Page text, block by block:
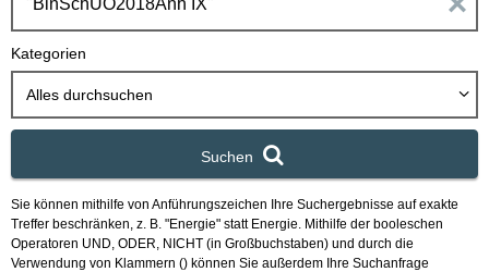
o
n
g
a
Kategorien
Alles durchsuchen
Suchen
Sie können mithilfe von Anführungszeichen Ihre Suchergebnisse auf exakte
Treffer beschränken, z. B. "Energie" statt Energie. Mithilfe der booleschen
Operatoren UND, ODER, NICHT (in Großbuchstaben) und durch die
Verwendung von Klammern () können Sie außerdem Ihre Suchanfrage